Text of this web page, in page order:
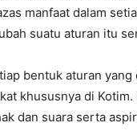
manfaat dalam
suatu aturan itu
bentuk aturan
khususnya di Kotim.
dan suara serta